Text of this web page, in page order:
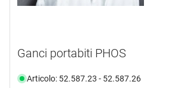
Ganci portabiti PHOS
Articolo: 52.587.23 - 52.587.26